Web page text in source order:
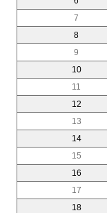
7
8
9
10
11
12
13
14
15
16
17
18